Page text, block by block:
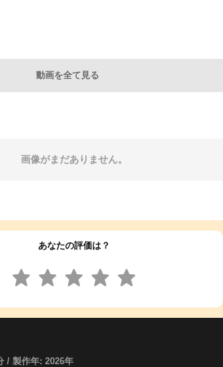
動画を全て見る
画像がまだありません。
あなたの評価は？
/ 製作年: 2026年